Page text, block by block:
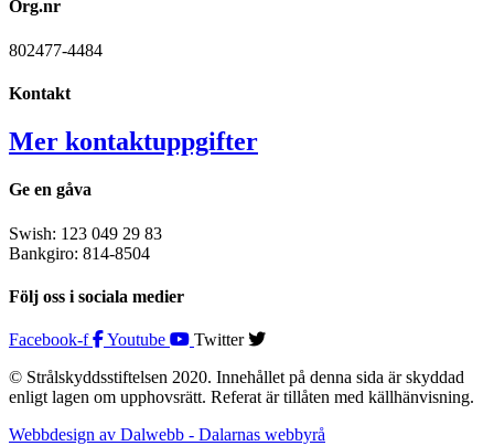
Org.nr
802477-4484
Kontakt
Mer kontaktuppgifter
Ge en gåva
Swish: 123 049 29 83
Bankgiro: 814-8504
Följ oss i sociala medier
Facebook-f Youtube
Twitter
© Strålskyddsstiftelsen 2020. Innehållet på denna sida är skyddad
enligt lagen om upphovsrätt. Referat är tillåten med källhänvisning.
Webbdesign av Dalwebb - Dalarnas webbyrå